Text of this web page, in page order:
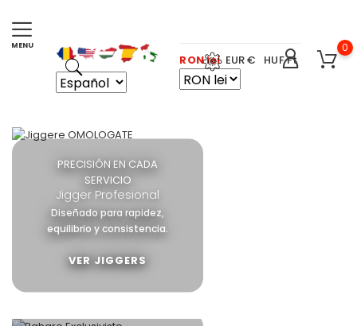
0
RON lei EUR € HUF Ft
PRECISIÓN EN CADA
SERVICIO
Jigger Profesional
Diseñado para rapidez,
equilibrio y consistencia.
VER JIGGERS